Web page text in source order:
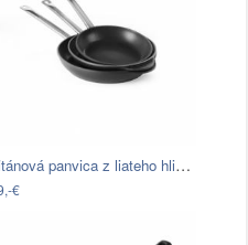
Titánová panvica z liateho hliníka s…
€